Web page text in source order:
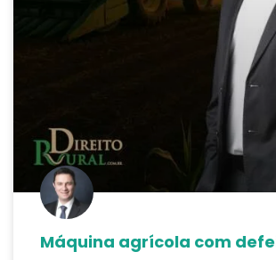
Máquina agrícola com